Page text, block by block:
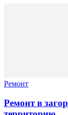
Ремонт
Ремонт в